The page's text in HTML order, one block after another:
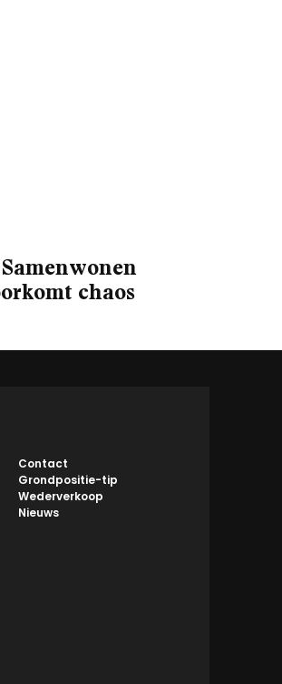
chaos
Contact
Grondpositie-tip
Wederverkoop
Nieuws